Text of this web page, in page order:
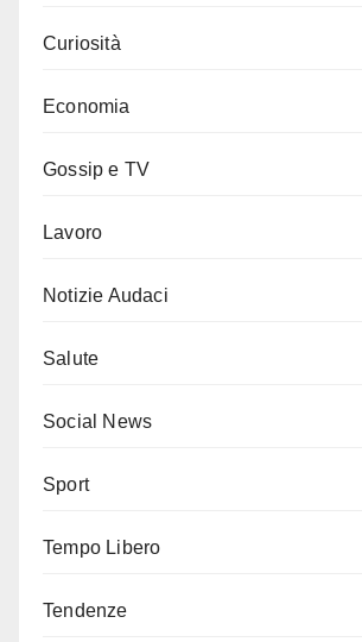
Curiosità
Economia
Gossip e TV
Lavoro
Notizie Audaci
Salute
Social News
Sport
Tempo Libero
Tendenze